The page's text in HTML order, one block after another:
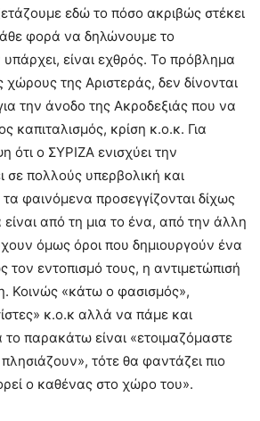
εδώ το πόσο ακριβώς στέκει
φορά να δηλώνουμε το
είναι εχθρός. Το πρόβλημα
χώρους της Αριστεράς, δεν δίνονται
την άνοδο της Ακροδεξιάς που να
καπιταλισμός, κρίση κ.ο.κ. Για
ότι ο ΣΥΡΙΖΑ ενισχύει την
σε πολλούς υπερβολική και
φαινόμενα προσεγγίζονται δίχως
είναι από τη μια το ένα, από την άλλη
όμως όροι που δημιουργούν ένα
τον εντοπισμό τους, η αντιμετώπισή
Κοινώς «κάτω ο φασισμός»,
κ.ο.κ αλλά να πάμε και
παρακάτω είναι «ετοιμαζόμαστε
τότε θα φαντάζει πιο
ο καθένας στο χώρο του».